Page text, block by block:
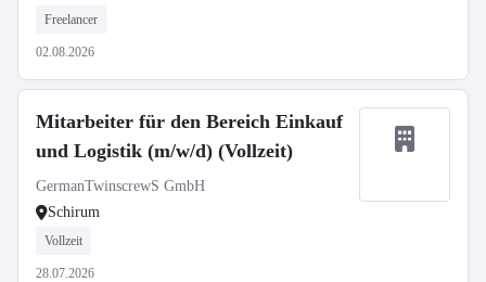
Freelancer
02.08.2026
Mitarbeiter für den Bereich Einkauf
und Logistik (m/w/d) (Vollzeit)
GermanTwinscrewS GmbH
Schirum
Vollzeit
28.07.2026